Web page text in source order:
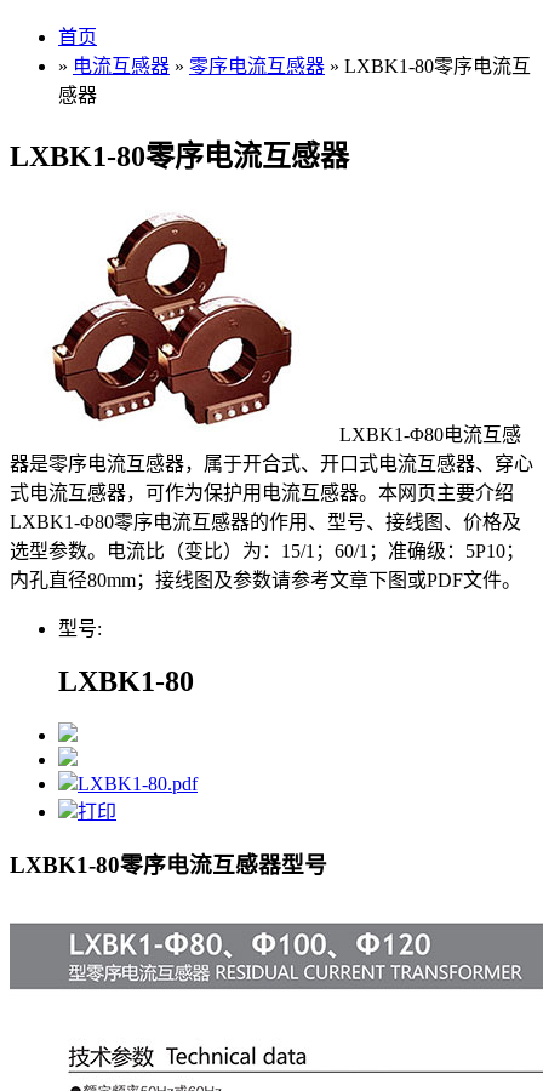
首页
» 电流互感器 » 零序电流互感器 » LXBK1-80零序电流互
感器
LXBK1-80零序电流互感器
LXBK1-Φ80电流互感
器是零序电流互感器，属于开合式、开口式电流互感器、穿心
式电流互感器，可作为保护用电流互感器。本网页主要介绍
LXBK1-Φ80零序电流互感器的作用、型号、接线图、价格及
选型参数。电流比（变比）为：15/1；60/1；准确级：5P10；
内孔直径80mm；接线图及参数请参考文章下图或PDF文件。
型号:
LXBK1-80
LXBK1-80.pdf
打印
LXBK1-80零序电流互感器型号